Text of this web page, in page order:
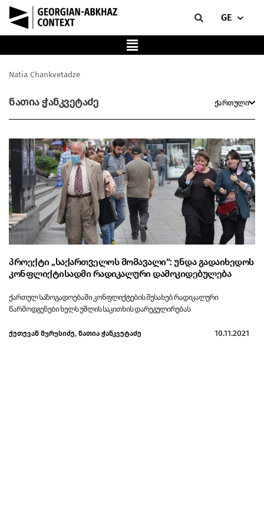
GE
Natia Chankvetadze
ნათია ჭანკვეტაძე ქართული
პროექტი „საქართველოს მომავალი“: უნდა გადაიხედოს
კონფლიქტისადმი რადიკალური დამოკიდებულება
ქართულ საზოგადოებაში კონფლიქტების შესახებ რადიკალური
წარმოდგენები ხელს უშლის საკითხის დარეგულირებას
ქეთევან მურუსიძე, ნათია ჭანკვეტაძე 10.11.2021